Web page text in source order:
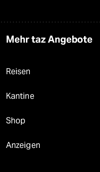
Mehr taz Angebote
Reisen
Kantine
Shop
Anzeigen